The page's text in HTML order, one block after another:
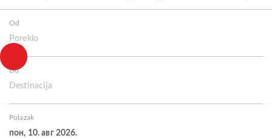
Od
Poreklo
Do
Destinacija
Polazak
пон, 10. авг 2026.